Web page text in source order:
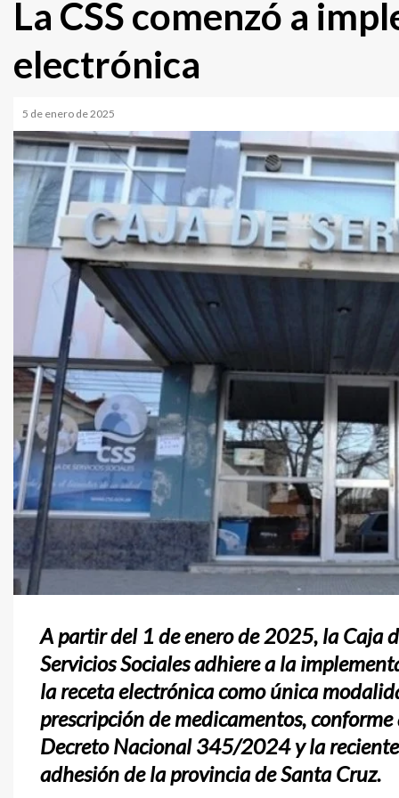
La CSS comenzó a
electrónica
5 de enero de 2025
A partir del 1 de enero de 2025, la Caja
Servicios Sociales adhiere a la
la receta electrónica como única
prescripción de medicamentos, conforme
Decreto Nacional 345/2024 y la reciente
adhesión de la provincia de Santa Cruz.
Continue
Reading